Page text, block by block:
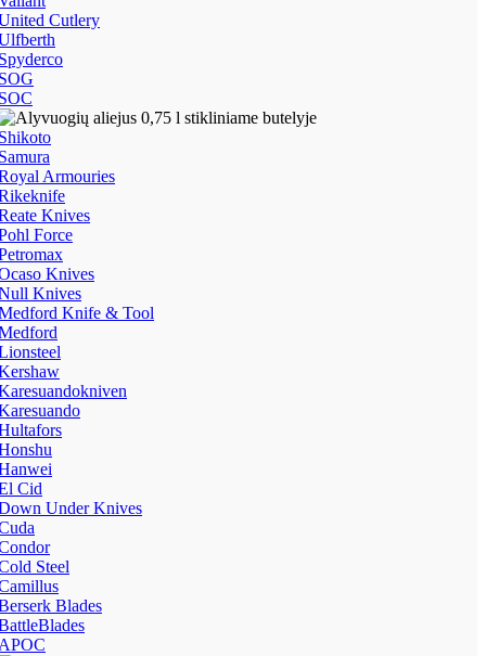
Cutlery
Armouries
Knives
Force
Knives
Knives
Knife & Tool
Cid
Under Knives
Steel
Blades